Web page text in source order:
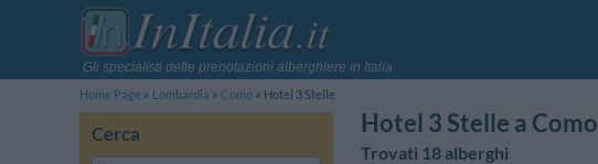
Gli specialisti delle prenotazioni alberghiere in Italia
Home Page
Lombardia Como Hotel 3 Stelle
Cerca Hotel 3 Stelle a Como
Trovati 18 alberghi